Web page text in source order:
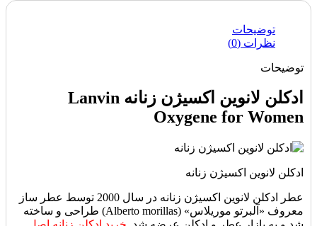
توضیحات
نظرات (0)
توضیحات
ادکلن لانوین اکسیژن زنانه Lanvin
Oxygene for Women
ادکلن لانوین اکسیژن زنانه
عطر ادکلن لانوین اکسیژن زنانه در سال 2000 توسط عطر ساز
معروف «آلبرتو موریلاس» (Alberto morillas) طراحی و ساخته